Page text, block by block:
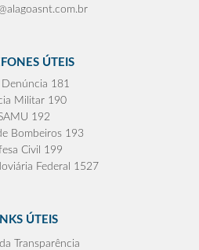
ÚTEIS
Denúncia 181
Militar 190
192
Bombeiros 193
Civil 199
Federal 1527
ÚTEIS
Transparência